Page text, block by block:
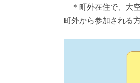
＊町外在住で、大
町外から参加される